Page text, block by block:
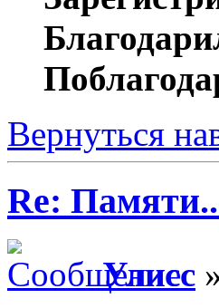
Вернуться
Re:
Улисс